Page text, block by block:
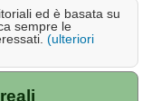
ed è basata su
sempre le
(ulteriori